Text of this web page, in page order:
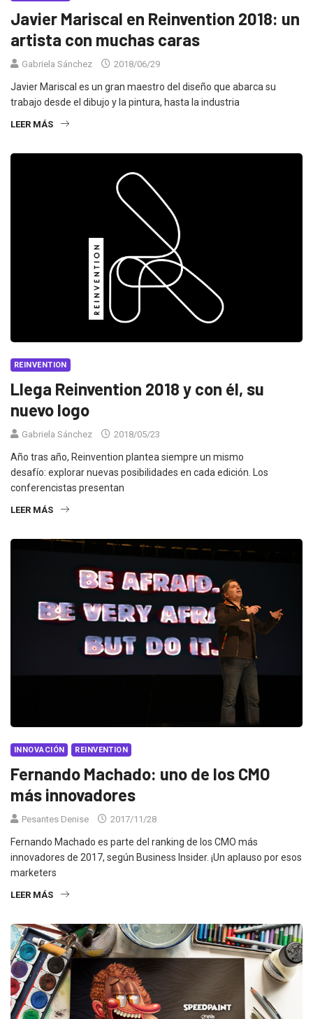
Javier Mariscal en Reinvention 2018: un
artista con muchas caras
Gabriela Sánchez 2018/06/29
Javier Mariscal es un gran maestro del diseño que abarca su
trabajo desde el dibujo y la pintura, hasta la industria
LEER MÁS
REINVENTION
Llega Reinvention 2018 y con él, su
nuevo logo
Gabriela Sánchez 2018/05/23
Año tras año, Reinvention plantea siempre un mismo
desafío: explorar nuevas posibilidades en cada edición. Los
conferencistas presentan
LEER MÁS
INNOVACIÓN REINVENTION
Fernando Machado: uno de los CMO
más innovadores
Pesantes Denise 2017/11/28
Fernando Machado es parte del ranking de los CMO más
innovadores de 2017, según Business Insider. ¡Un aplauso por esos
marketers
LEER MÁS